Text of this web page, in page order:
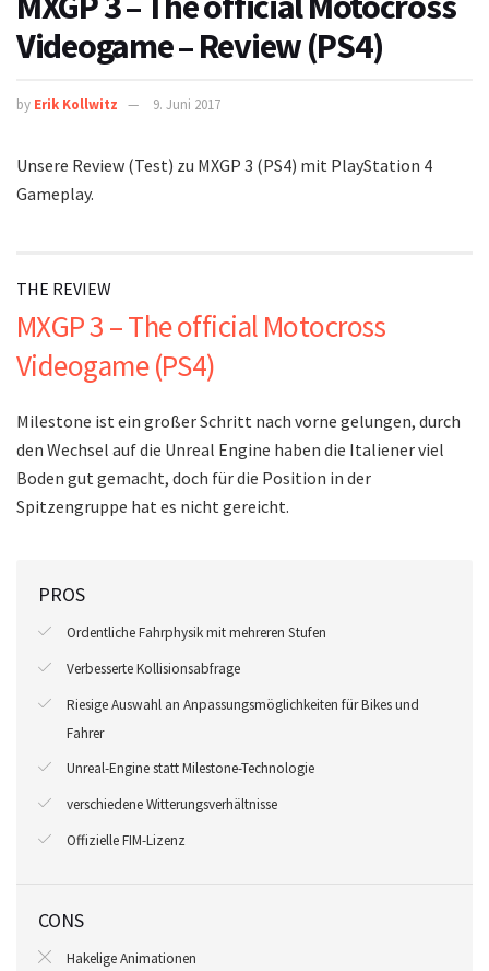
Videogame – Review (PS4)
by Erik Kollwitz 9. Juni 2017
Unsere Review (Test) zu MXGP 3 (PS4) mit PlayStation 4
Gameplay.
THE REVIEW
MXGP 3 – The official Motocross
Videogame (PS4)
Milestone ist ein großer Schritt nach vorne gelungen, durch
den Wechsel auf die Unreal Engine haben die Italiener viel
Boden gut gemacht, doch für die Position in der
Spitzengruppe hat es nicht gereicht.
PROS
Ordentliche Fahrphysik mit mehreren Stufen
Verbesserte Kollisionsabfrage
Riesige Auswahl an Anpassungsmöglichkeiten für Bikes und
Fahrer
Unreal-Engine statt Milestone-Technologie
verschiedene Witterungsverhältnisse
Offizielle FIM-Lizenz
CONS
Hakelige Animationen